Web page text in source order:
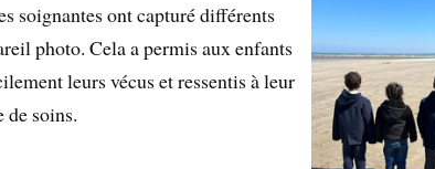
soignantes ont capturé différents
photo. Cela a permis aux enfants
leurs vécus et ressentis à leur
de soins.